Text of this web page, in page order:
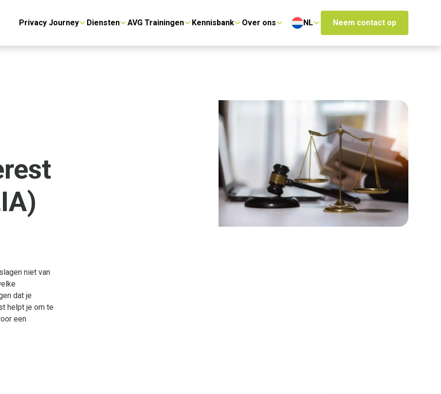
Privacy Journey Diensten AVG Trainingen Kennisbank Over ons NL Neem contact op
niet van
dat je
helpt je om te
een